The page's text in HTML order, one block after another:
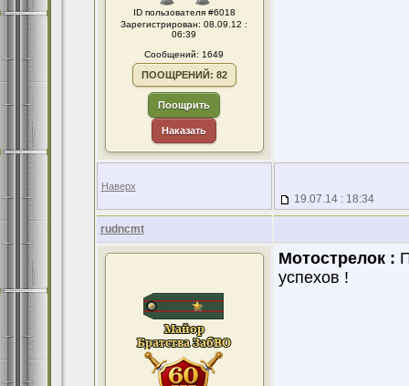
ID пользователя #6018
Зарегистрирован: 08.09.12 :
06:39
Сообщений: 1649
ПООЩРЕНИЙ: 82
Поощрить
Наказать
Наверх
19.07.14 : 18:34
rudncmt
Мотострелок :
успехов !